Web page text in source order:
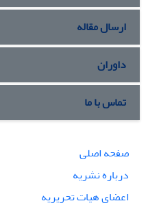
ارسال مقاله
داوران
تماس با ما
صفحه اصلی
درباره نشریه
اعضای هیات تحریریه